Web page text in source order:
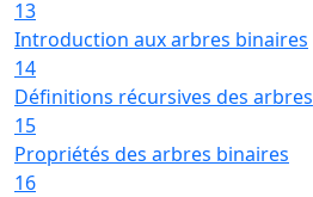
13
Introduction aux arbres binaires
14
Définitions récursives des arbres
15
Propriétés des arbres binaires
16